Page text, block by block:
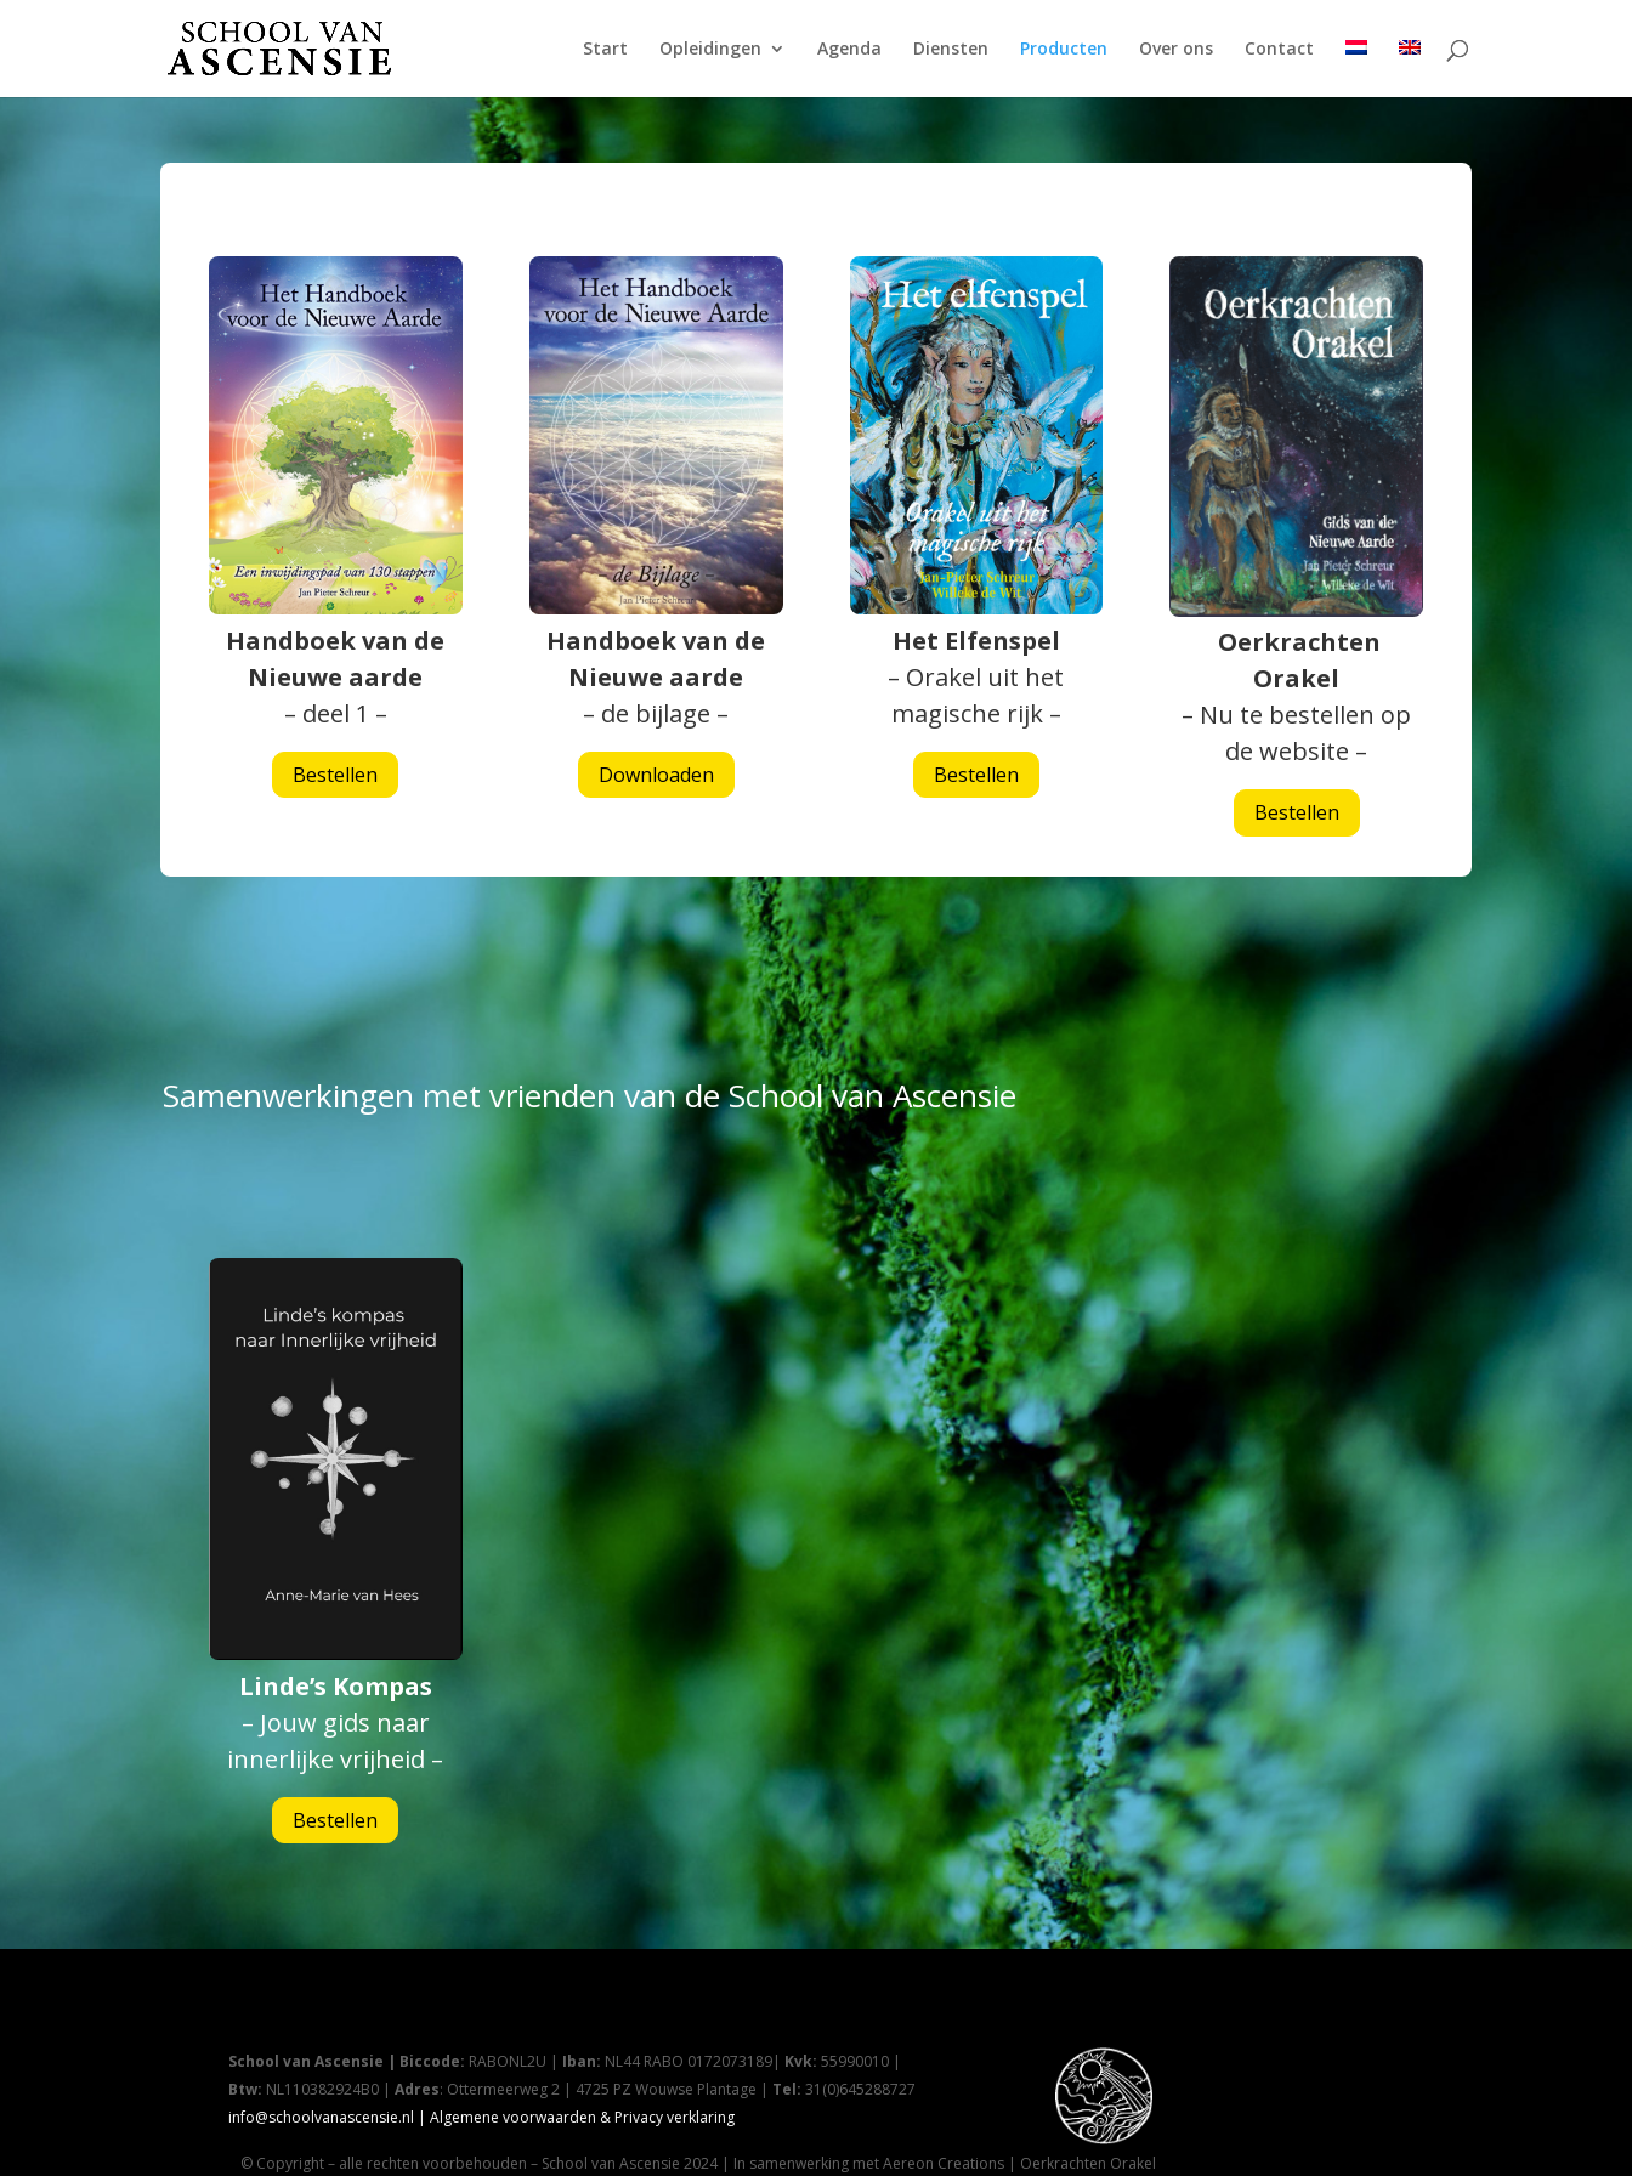
Start Opleidingen Agenda Diensten Producten Over ons Contact
Handboek van de
Nieuwe aarde
– deel 1 –
Bestellen
Handboek van de
Nieuwe aarde
– de bijlage –
Downloaden
Het Elfenspel
– Orakel uit het
magische rijk –
Bestellen
Oerkrachten
Orakel
– Nu te bestellen op
de website –
Bestellen
Samenwerkingen met vrienden van de School van Ascensie
Linde’s Kompas
– Jouw gids naar
innerlijke vrijheid –
Bestellen
School van Ascensie | Biccode: RABONL2U | Iban: NL44 RABO 0172073189| Kvk: 55990010 |
Btw: NL110382924B0 |Adres: Ottermeerweg 2 | 4725 PZ Wouwse Plantage | Tel: 31(0)645288727
info@schoolvanascensie.nl | Algemene voorwaarden & Privacy verklaring
© Copyright – alle rechten voorbehouden – School van Ascensie 2024 | In samenwerking met Aereon Creations | Oerkrachten Orakel